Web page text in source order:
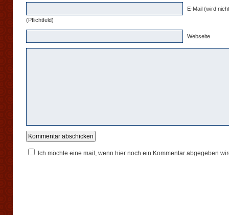
E-Mail (wird
(Pflichtfeld)
Webseite
Ich möchte eine mail, wenn hier noch ein Kommentar abgegeben